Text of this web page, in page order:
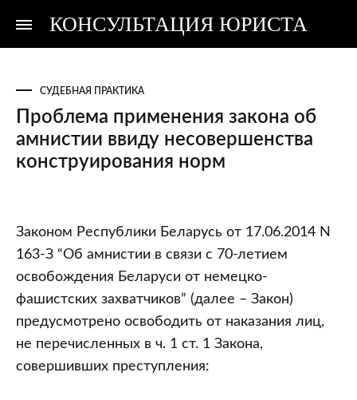
КОНСУЛЬТАЦИЯ ЮРИСТА
Консультация
Консультация
СУДЕБНАЯ ПРАКТИКА
Проблема применения закона об
амнистии ввиду несовершенства
конструирования норм
Проблема
применения
закона
об
амнистии
ввиду
несовершенства
Законом Республики Беларусь от 17.06.2014 N
163-З “Об амнистии в связи с 70-летием
освобождения Беларуси от немецко-
фашистских захватчиков” (далее – Закон)
предусмотрено освободить от наказания лиц,
не перечисленных в ч. 1 ст. 1 Закона,
совершивших преступления: